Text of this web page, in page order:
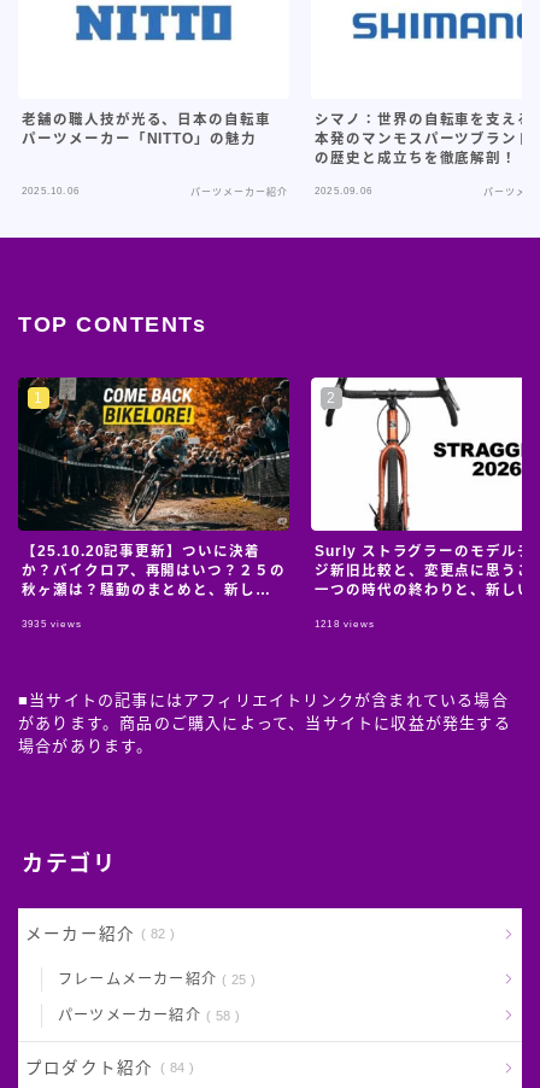
Follow Me
老舗の職人技が光る、日本の自転車
パーツメーカー「NITTO」の魅力
2025.10.06 パーツメーカー紹介
シマノ：世界の自転車を支える
本発のマンモスパーツブランド
の歴史と成立ちを徹底解剖！
2025.09.06 パーツメー
TOP CONTENTs
【25.10.20記事更新】ついに決着
か？バイクロア、再開はいつ？２５の
秋ヶ瀬は？騒動のまとめと、新しい
3935 views
Surly ストラグラーのモデルチ
ジ新旧比較と、変更点に思うこ
一つの時代の終わりと、新しい
1218 views
■当サイトの記事にはアフィリエイトリンクが含まれている場合
があります。商品のご購入によって、当サイトに収益が発生する
場合があります。
カテゴリ
メーカー紹介 82
フレームメーカー紹介 25
パーツメーカー紹介 58
プロダクト紹介 84